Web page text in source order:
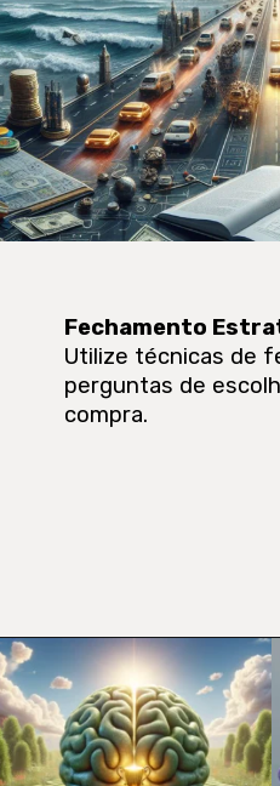
Fechamento
Utilize técnicas de
perguntas de
compra.